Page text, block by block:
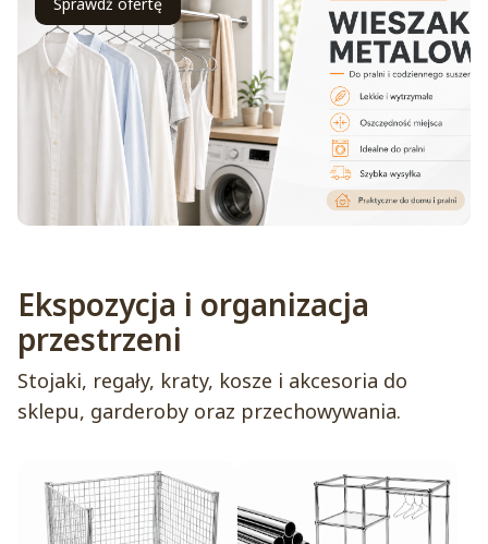
Ekspozycja i organizacja
przestrzeni
Stojaki, regały, kraty, kosze i akcesoria do
sklepu, garderoby oraz przechowywania.